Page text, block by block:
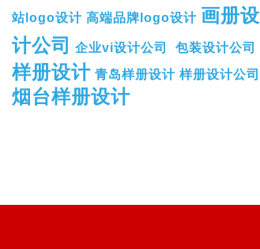
站logo设计 高端品牌logo设计 画册设
计公司
企业vi设计公司 包装设计公司
样册设计 青岛样册设计 样册设计公司
烟台样册设计